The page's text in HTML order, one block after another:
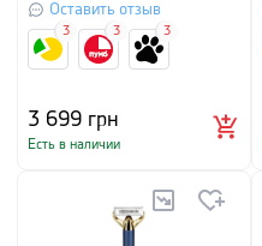
Оставить отзыв
3 699 грн
Есть в наличии
3 3 3